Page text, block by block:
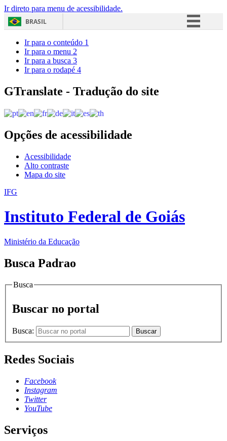
Ir direto para menu de acessibilidade.
BRASIL
Acesso à informação
Ir para o conteúdo 1
Ir para o menu 2
Ir para a busca 3
Ir para o rodapé 4
GTranslate - Tradução do site
Opções de acessibilidade
Acessibilidade
Alto contraste
Mapa do site
IFG
Instituto Federal de Goiás
Ministério da Educação
Busca Padrao
Busca
Buscar no portal
Busca: Buscar
Redes Sociais
Facebook
Instagram
Twitter
YouTube
Serviços